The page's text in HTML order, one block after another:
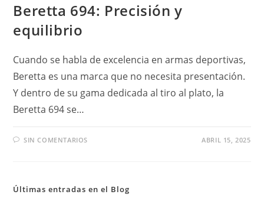
Beretta 694: Precisión y
equilibrio
Cuando se habla de excelencia en armas deportivas,
Beretta es una marca que no necesita presentación.
Y dentro de su gama dedicada al tiro al plato, la
Beretta 694 se…
SIN COMENTARIOS ABRIL 15, 2025
Últimas entradas en el Blog